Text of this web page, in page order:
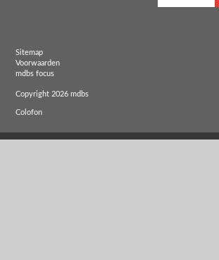
Sitemap
Voorwaarden
mdbs focus
Copyright 2026 mdbs
Colofon